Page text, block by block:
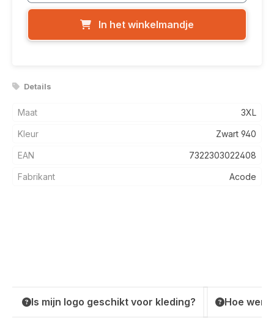
In het winkelmandje
Details
Maat 3XL
Kleur Zwart 940
EAN 7322303022408
Fabrikant Acode
Is mijn logo geschikt voor kleding? Hoe